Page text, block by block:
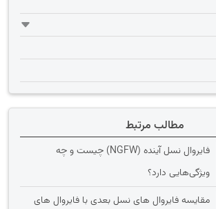
مطالب مرتبط
فایروال نسل آینده (NGFW) چیست و چه
ویژگی‌هایی دارد؟
مقایسه فایروال های نسل بعدی با فایروال های